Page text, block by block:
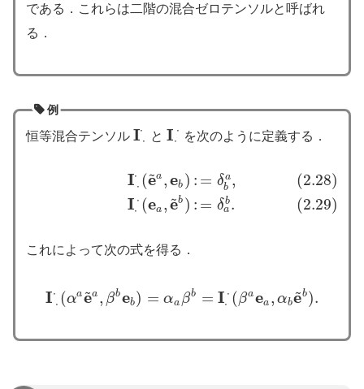
である．これらは二階の混合ゼロテンソルと呼ばれ
る．
例
恒等混合テンソル I⋅
⋅
I ⋅⋅ と I ⋅
⋅
I⋅ を次のように定義する．
I⋅
⋅ (e
~a ,eb ) : = δa
b ,
I ⋅
⋅ (ea ,e
~b ) : = δb
a .
(2.28)
(2.29)
eb ):=δ ba,(2.29) I⋅ ⋅( a b.
これによって次の式を得る．
I⋅
⋅ (αae
~a , βbeb) = αa βb = I ⋅
⋅ (βaea , αbe
~b).
I ⋅⋅(αae~a,βbe b)=αa βb= I⋅ ⋅ (βaea,αbe ~b).